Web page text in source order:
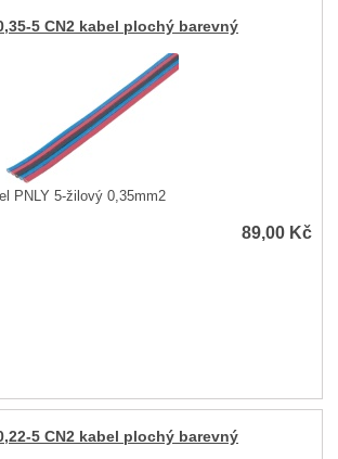
5 CN2 kabel plochý barevný
PNLY 5-žilový 0,35mm2
89,00 Kč
5 CN2 kabel plochý barevný